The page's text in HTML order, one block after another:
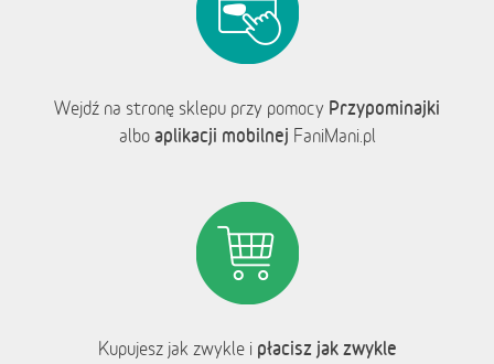
Wejdź na stronę sklepu przy pomocy Przypominajki
albo aplikacji mobilnej FaniMani.pl
Kupujesz jak zwykle i płacisz jak zwykle